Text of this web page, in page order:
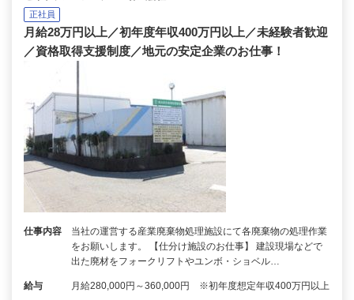
正社員
月給28万円以上／初年度年収400万円以上／未経験者歓迎
／資格取得支援制度／地元の安定企業のお仕事！
仕事内容
当社の運営する産業廃棄物処理施設にて各廃棄物の処理作業
をお願いします。 【仕分け施設のお仕事】 建設現場などで
出た廃材をフォークリフトやユンボ・ショベル…
給与 月給280,000円～360,000円 ※初年度想定年収400万円以上